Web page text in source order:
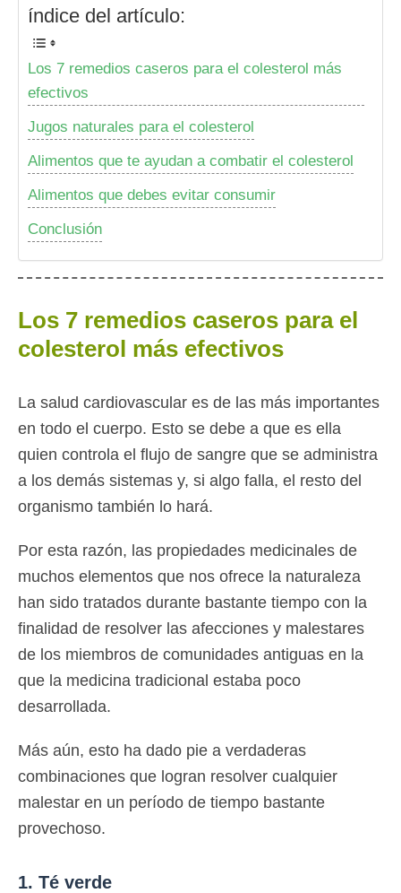
índice del artículo:
Los 7 remedios caseros para el colesterol más
efectivos
Jugos naturales para el colesterol
Alimentos que te ayudan a combatir el colesterol
Alimentos que debes evitar consumir
Conclusión
Los 7 remedios caseros para el
colesterol más efectivos
La salud cardiovascular es de las más importantes
en todo el cuerpo. Esto se debe a que es ella
quien controla el flujo de sangre que se administra
a los demás sistemas y, si algo falla, el resto del
organismo también lo hará.
Por esta razón, las propiedades medicinales de
muchos elementos que nos ofrece la naturaleza
han sido tratados durante bastante tiempo con la
finalidad de resolver las afecciones y malestares
de los miembros de comunidades antiguas en la
que la medicina tradicional estaba poco
desarrollada.
Más aún, esto ha dado pie a verdaderas
combinaciones que logran resolver cualquier
malestar en un período de tiempo bastante
provechoso.
1. Té verde